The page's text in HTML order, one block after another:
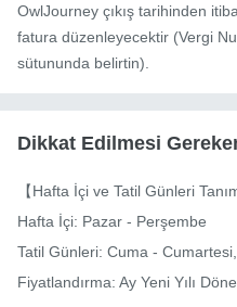
OwlJourney çıkış tarihinden
fatura düzenleyecektir (Vergi
sütununda belirtin).
Dikkat Edilmesi
【Hafta İçi ve Tatil Günleri
Hafta İçi: Pazar - Perşembe
Tatil Günleri: Cuma -
Fiyatlandırma: Ay Yeni Yılı